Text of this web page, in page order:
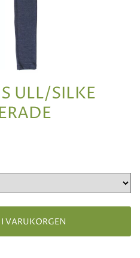
ULL/SILKE
VARUKORGEN